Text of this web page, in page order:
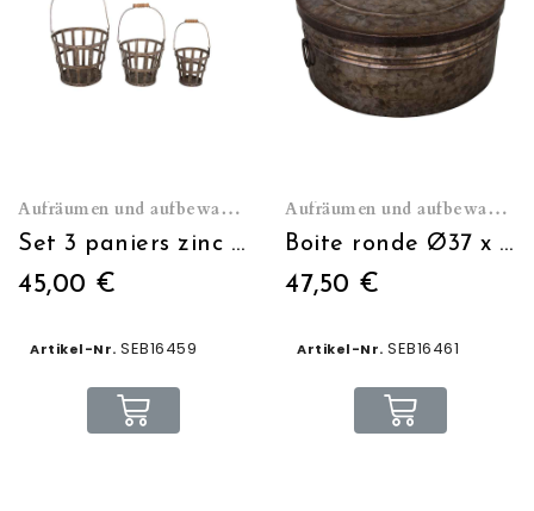
Aufräumen und aufbewahren
Set 3 paniers zinc poignée bois
45,00 €
Artikel-Nr. SEB16459
Aufräumen und aufbewahren
Boite ronde Ø37 x H16 avec couvercle
47,50 €
Artikel-Nr. SEB16461